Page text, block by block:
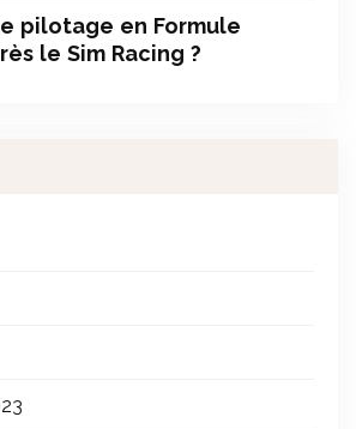
pilotage en Formule
le Sim Racing ?